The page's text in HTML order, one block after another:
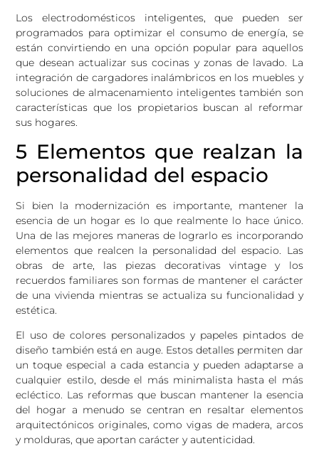
Los electrodomésticos inteligentes, que pueden ser
programados para optimizar el consumo de energía, se
están convirtiendo en una opción popular para aquellos
que desean actualizar sus cocinas y zonas de lavado. La
integración de cargadores inalámbricos en los muebles y
soluciones de almacenamiento inteligentes también son
características que los propietarios buscan al reformar
sus hogares.
5 Elementos que realzan la
personalidad del espacio
Si bien la modernización es importante, mantener la
esencia de un hogar es lo que realmente lo hace único.
Una de las mejores maneras de lograrlo es incorporando
elementos que realcen la personalidad del espacio. Las
obras de arte, las piezas decorativas vintage y los
recuerdos familiares son formas de mantener el carácter
de una vivienda mientras se actualiza su funcionalidad y
estética.
El uso de colores personalizados y papeles pintados de
diseño también está en auge. Estos detalles permiten dar
un toque especial a cada estancia y pueden adaptarse a
cualquier estilo, desde el más minimalista hasta el más
ecléctico. Las reformas que buscan mantener la esencia
del hogar a menudo se centran en resaltar elementos
arquitectónicos originales, como vigas de madera, arcos
y molduras, que aportan carácter y autenticidad.